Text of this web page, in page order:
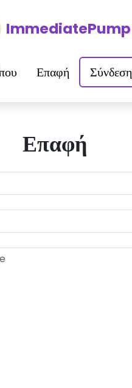
ImmediatePump
Επαφή Σύνδεση
Επαφή